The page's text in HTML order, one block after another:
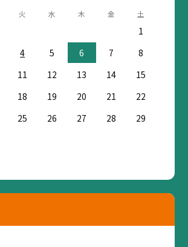
火 水 木 金 土
1
4 5 6 7
8
11 12 13 14
15
18 19 20 21
22
25 26 27 28
29